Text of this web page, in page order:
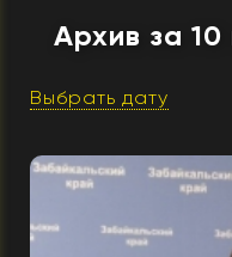
Архив за
Выбрать дату